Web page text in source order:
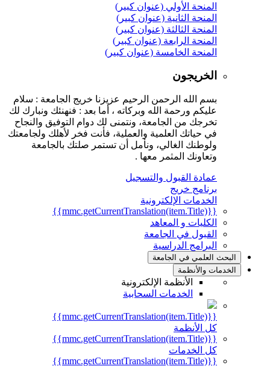
المنحة الأولي (عنوان كبير)
المنحة الثانية (عنوان كبير)
المنحة الثالثة (عنوان كبير)
المنحة الرابعة (عنوان كبير)
المنحة الخامسة (عنوان كبير)
الخريجون
بسم الله الرحمن الرحيم عزيزنا خريج الجامعة : سلام
عليكم ورحمة الله وبركاته ، أما بعد : فنهنئك ونبارك لك
تخرجك من الجامعة، ونتمنى لك دوام التوفيق والنجاح
في حياتك العلمية والعملية، فأنت فخر لأهلك ولجامعتك
ولوطنك الغالي، ونأمل أن تستمر صلتك بالجامعة
وتعاونك المثمر معها .
عمادة القبول والتسجيل
برنامج خريج
الخدمات الإلكترونية
{{mmc.getCurrentTranslation(item.Title)}}
الكليات و المعاهد
القبول في الجامعة
البرامج الدراسية
البحث العلمي في الجامعة
الخدمات والأنظمة
الأنظمة الإلكترونية
الخدمات السحابية
{{mmc.getCurrentTranslation(item.Title)}}
كل الأنظمة
{{mmc.getCurrentTranslation(item.Title)}}
كل الخدمات
{{mmc.getCurrentTranslation(item.Title)}}